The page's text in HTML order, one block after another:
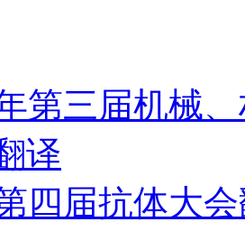
第三届机械
译
四届抗体大